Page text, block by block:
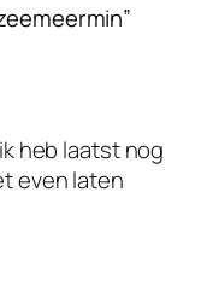
heb laatst nog
even laten